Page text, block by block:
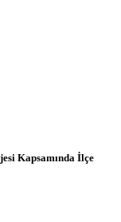
Kapsamında İlçe